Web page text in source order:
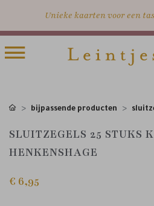
Unieke kaarten voor een
bijpassende producten
SLUITZEGELS 25 STUKS
HENKENSHAGE
€ 6,95